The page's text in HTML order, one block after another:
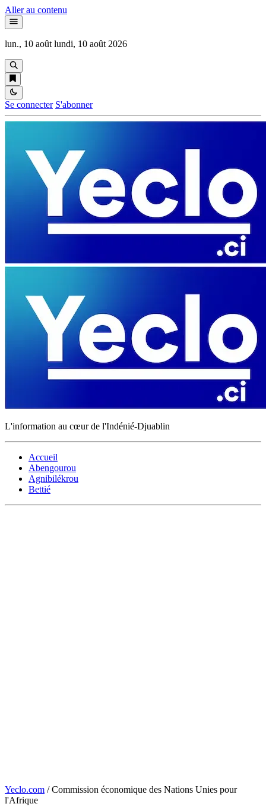
Aller au contenu
lun., 10 août lundi, 10 août 2026
Se connecter S'abonner
L'information au cœur de l'Indénié-Djuablin
Accueil
Abengourou
Agnibilékrou
Bettié
Yeclo.com / Commission économique des Nations Unies pour
l'Afrique